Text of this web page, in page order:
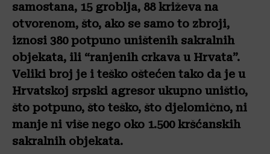
samostana, 15 groblja, 88 križeva na
otvorenom, što, ako se samo to zbroji,
iznosi 380 potpuno uništenih sakralnih
objekata, ili “ranjenih crkava u Hrvata”.
Veliki broj je i teško oštećen tako da je u
Hrvatskoj srpski agresor ukupno uništio,
što potpuno, što teško, što djelomično, ni
manje ni više nego oko 1.500 kršćanskih
sakralnih objekata.